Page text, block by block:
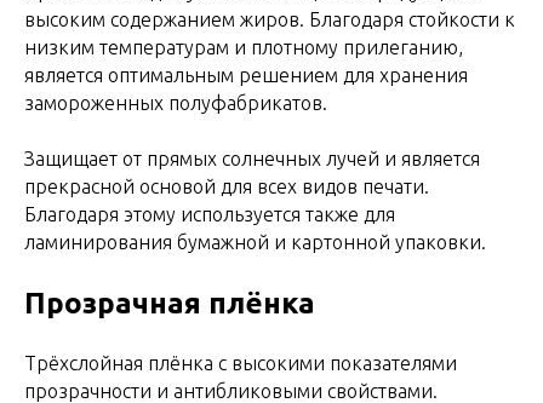
высоким содержанием жиров. Благодаря стойкости к
низким температурам и плотному прилеганию,
является оптимальным решением для хранения
замороженных полуфабрикатов.
Защищает от прямых солнечных лучей и является
прекрасной основой для всех видов печати.
Благодаря этому используется также для
ламинирования бумажной и картонной упаковки.
Прозрачная плёнка
Трёхслойная плёнка с высокими показателями
прозрачности и антибликовыми свойствами.